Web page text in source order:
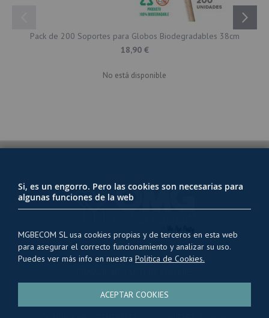
Pack de 200 Soportes para Globos Biodegradables 38cm
18,90 €
No está disponible
ENVÍOS Y TRANSPORTE
Si, es un engorro. Pero las cookies son necesarias para
algunas funciones de la web
MGBECOM SL usa cookies propias y de terceros en esta web
para asegurar el correcto funcionamiento y analizar su uso.
Puedes ver más info en nuestra Politica de Cookies.
ACEPTAR COOKIES